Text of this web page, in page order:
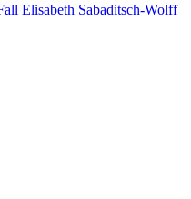
Elisabeth Sabaditsch-Wolff